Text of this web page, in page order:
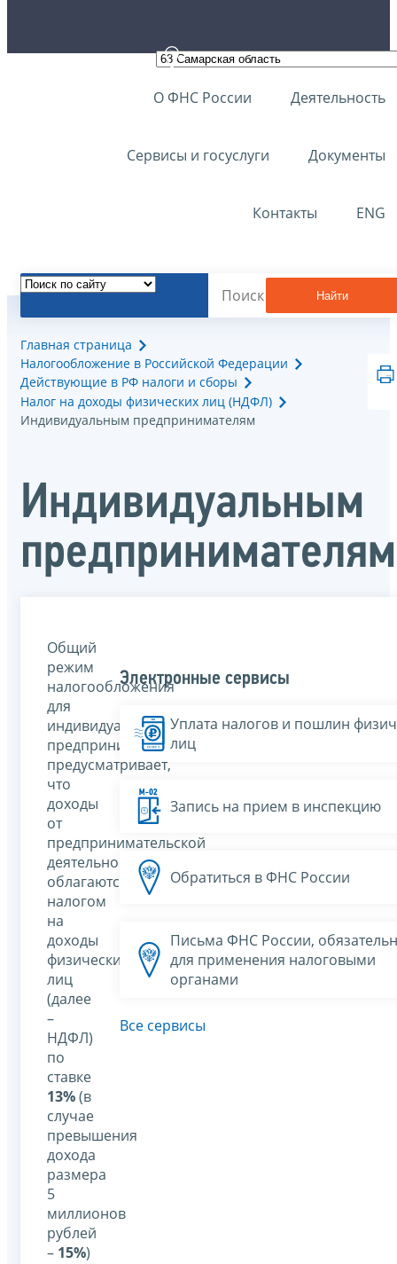
О ФНС России Деятельность
Сервисы и госуслуги Документы
Контакты ENG
Найти
Главная страница
Налогообложение в Российской Федерации
Действующие в РФ налоги и сборы
Налог на доходы физических лиц (НДФЛ)
Индивидуальным предпринимателям
Индивидуальным
предпринимателям
Общий
режим
налогообложения
для
индивидуальных
предпринимателей
предусматривает,
что
доходы
от
предпринимательской
деятельности
облагаются
налогом
на
доходы
физических
лиц
(далее
–
НДФЛ)
по
ставке
13%(в
случае
превышения
дохода
размера
5
миллионов
рублей
– 15%)
Электронные сервисы
Уплата налогов и пошлин
лиц
Запись на прием в инспекцию
Обратиться в ФНС России
Письма ФНС России,
для применения налоговыми
органами
Все сервисы